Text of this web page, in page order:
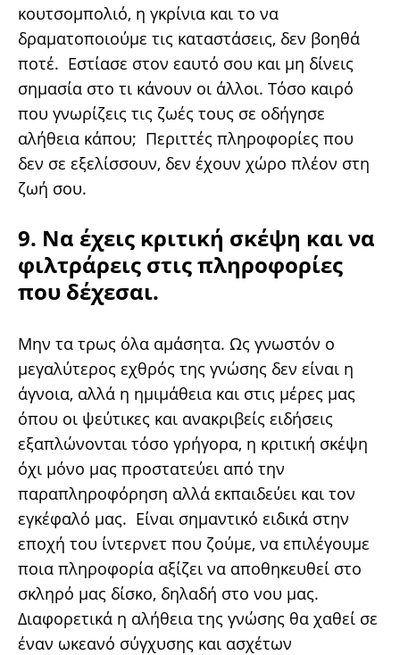
κουτσομπολιό, η γκρίνια και το να
δραματοποιούμε τις καταστάσεις, δεν βοηθά
ποτέ. Εστίασε στον εαυτό σου και μη δίνεις
σημασία στο τι κάνουν οι άλλοι. Τόσο καιρό
που γνωρίζεις τις ζωές τους σε οδήγησε
αλήθεια κάπου; Περιττές πληροφορίες που
δεν σε εξελίσσουν, δεν έχουν χώρο πλέον στη
ζωή σου.
9. Να έχεις κριτική σκέψη και να
φιλτράρεις στις πληροφορίες
που δέχεσαι.
Μην τα τρως όλα αμάσητα. Ως γνωστόν ο
μεγαλύτερος εχθρός της γνώσης δεν είναι η
άγνοια, αλλά η ημιμάθεια και στις μέρες μας
όπου οι ψεύτικες και ανακριβείς ειδήσεις
εξαπλώνονται τόσο γρήγορα, η κριτική σκέψη
όχι μόνο μας προστατεύει από την
παραπληροφόρηση αλλά εκπαιδεύει και τον
εγκέφαλό μας. Είναι σημαντικό ειδικά στην
εποχή του ίντερνετ που ζούμε, να επιλέγουμε
ποια πληροφορία αξίζει να αποθηκευθεί στο
σκληρό μας δίσκο, δηλαδή στο νου μας.
Διαφορετικά η αλήθεια της γνώσης θα χαθεί σε
έναν ωκεανό σύγχυσης και ασχέτων